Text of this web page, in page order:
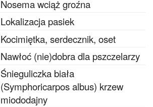
Nosema wciąż groźna
Lokalizacja pasiek
Kocimiętka, serdecznik, oset
Nawłoć (nie)dobra dla pszczelarzy
Śnieguliczka biała
(Symphoricarpos albus) krzew
miododajny